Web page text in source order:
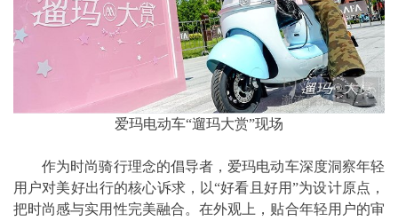
爱玛电动车“遛玛大赏”现场
作为时尚骑行理念的倡导者，爱玛电动车深度洞察年轻
用户对美好出行的核心诉求，以“好看且好用”为设计原点，
把时尚感与实用性完美融合。在外观上，贴合年轻用户的审